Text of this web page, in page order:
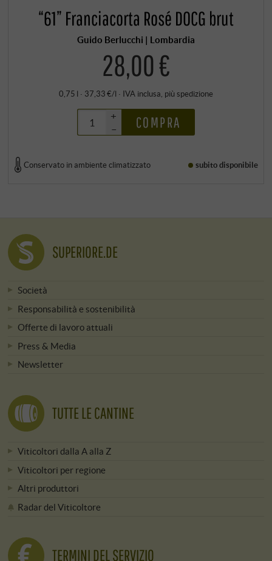
“61” Franciacorta Rosé DOCG brut
Guido Berlucchi | Lombardia
28,00 €
0,75 l · 37,33 €/l · IVA inclusa, più spedizione
+
–
COMPRA
Conservato in ambiente climatizzato subito disponibile
SUPERIORE.DE
Società
Responsabilità e sostenibilità
Offerte di lavoro attuali
Press & Media
Newsletter
TUTTE LE CANTINE
Viticoltori dalla A alla Z
Viticoltori per regione
Altri produttori
Radar del Viticoltore
TERMINI DEL SERVIZIO